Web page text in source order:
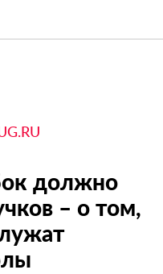
должно
– о том,